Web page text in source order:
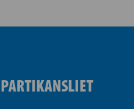
PARTIKANSLIET